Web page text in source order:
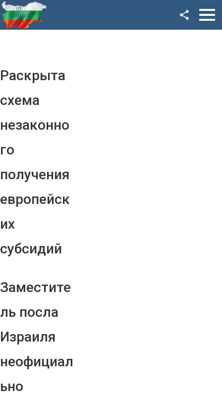
Раскрыта
схема
незаконно
го
получения
европейск
их
субсидий
Заместите
ль посла
Израиля
неофициал
ьно